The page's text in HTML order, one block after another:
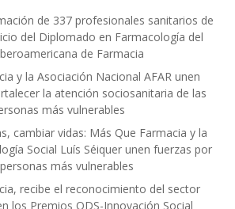
de 337 profesionales sanitarios de
del Diplomado en Farmacología del
de Farmacia
y la Asociación Nacional AFAR unen
la atención sociosanitaria de las
más vulnerables
cambiar vidas: Más Que Farmacia y la
Social Luís Séiquer unen fuerzas por
más vulnerables
recibe el reconocimiento del sector
los Premios ODS-Innovación Social